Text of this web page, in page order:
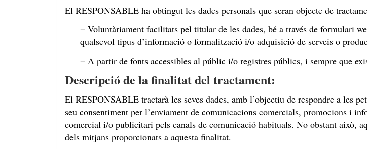
El RESPONSABLE ha obtingut les dades personals que seran objecte de
− Voluntàriament facilitats pel titular de les dades, bé a través de formulari
qualsevol tipus d’informació o formalització i/o adquisició de serveis o
− A partir de fonts accessibles al públic i/o registres públics, i sempre que
Descripció de la finalitat del tractament:
El RESPONSABLE tractarà les seves dades, amb l’objectiu de respondre a les
seu consentiment per l’enviament de comunicacions comercials, promocions i
comercial i/o publicitari pels canals de comunicació habituals. No obstant això,
dels mitjans proporcionats a aquesta finalitat.